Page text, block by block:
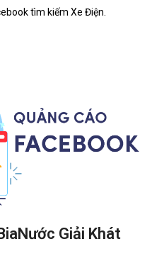
tìm kiếm Xe Điện.
Giải Khát